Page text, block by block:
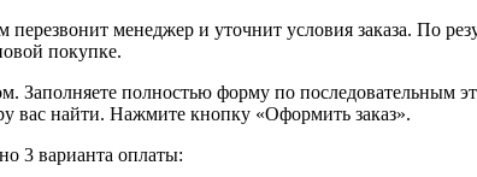
менеджер и уточнит условия заказа. По
покупке.
полностью форму по последовательным
вас найти. Нажмите кнопку «Оформить заказ».
3 варианта оплаты: